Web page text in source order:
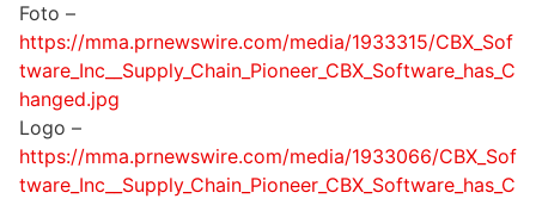
Foto –
https://mma.prnewswire.com/media/1933315/CBX_Sof
tware_Inc__Supply_Chain_Pioneer_CBX_Software_has_C
hanged.jpg
Logo –
https://mma.prnewswire.com/media/1933066/CBX_Sof
tware_Inc__Supply_Chain_Pioneer_CBX_Software_has_C